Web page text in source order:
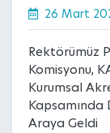
26 Mart
Rektörümüz
Komisyonu,
Kurumsal
Kapsamında
Araya Geldi